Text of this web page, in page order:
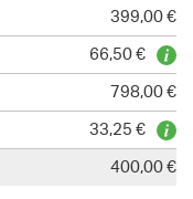
399,00 €
66,50 €
798,00 €
33,25 €
400,00 €